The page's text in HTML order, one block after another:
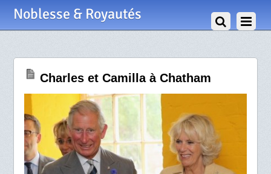
Noblesse & Royautés
Charles et Camilla à Chatham